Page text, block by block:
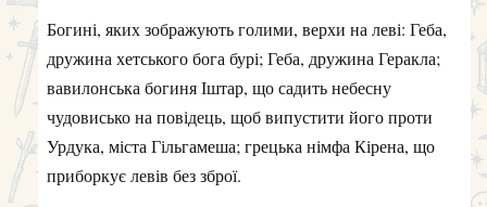
Богині, яких зображують голими, верхи на леві: Геба,
дружина хетського бога бурі; Геба, дружина Геракла;
вавилонська богиня Іштар, що садить небесну
чудовисько на повідець, щоб випустити його проти
Урдука, міста Гільгамеша; грецька німфа Кірена, що
приборкує левів без зброї.